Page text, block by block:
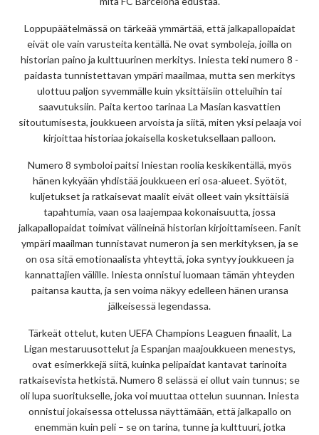
Loppupäätelmässä on tärkeää ymmärtää, että jalkapallopaidat
eivät ole vain varusteita kentällä. Ne ovat symboleja, joilla on
historian paino ja kulttuurinen merkitys. Iniesta teki numero 8 -
paidasta tunnistettavan ympäri maailmaa, mutta sen merkitys
ulottuu paljon syvemmälle kuin yksittäisiin otteluihin tai
saavutuksiin. Paita kertoo tarinaa La Masian kasvattien
sitoutumisesta, joukkueen arvoista ja siitä, miten yksi pelaaja voi
kirjoittaa historiaa jokaisella kosketuksellaan palloon.
Numero 8 symboloi paitsi Iniestan roolia keskikentällä, myös
hänen kykyään yhdistää joukkueen eri osa-alueet. Syötöt,
kuljetukset ja ratkaisevat maalit eivät olleet vain yksittäisiä
tapahtumia, vaan osa laajempaa kokonaisuutta, jossa
jalkapallopaidat toimivat välineinä historian kirjoittamiseen. Fanit
ympäri maailman tunnistavat numeron ja sen merkityksen, ja se
on osa sitä emotionaalista yhteyttä, joka syntyy joukkueen ja
kannattajien välille. Iniesta onnistui luomaan tämän yhteyden
paitansa kautta, ja sen voima näkyy edelleen hänen uransa
jälkeisessä legendassa.
Tärkeät ottelut, kuten UEFA Champions Leaguen finaalit, La
Ligan mestaruusottelut ja Espanjan maajoukkueen menestys,
ovat esimerkkejä siitä, kuinka pelipaidat kantavat tarinoita
ratkaisevista hetkistä. Numero 8 selässä ei ollut vain tunnus; se
oli lupa suoritukselle, joka voi muuttaa ottelun suunnan. Iniesta
onnistui jokaisessa ottelussa näyttämään, että jalkapallo on
enemmän kuin peli – se on tarina, tunne ja kulttuuri, jotka